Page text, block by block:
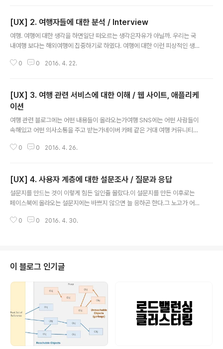
대이다. 하나라도 놓치고 싶지 않은 마음에 여러 가지의 SNS에 계정을 두고 있
는 현 상황.수많은 SNS를 자기가 원하는 태그들로 종합해줄 수는 없을까.이런
고민을 하는 사람들 4. 판교에서 공부를 하고 있다보니 야근자가 생각보다 엄청
[UX] 2. 여행자들에 대한 분석 / Interview
여행. 여행에 대한 생각을 하면일단 떠오르는 생각은자유가 아닐까. 우리는 국
내여행 보다는 해외여행에 집중하기로 하였다. 여행에 대한 이런 피상적인 생각
람들을 대상으로 인터뷰를 진행해보았다. 인터뷰를 진행하기 전에여행자에 대
봐서 여행에 있어서 준전문가 수준인 사람까지그 스펙트럼이 정말 넓었다.물어
보고 싶은 내용은 산더미였지만인터뷰이기에 그 사람의 여행에 대한 전반적인
이야기들을 듣는 방향으로 인터뷰를 진행했다. 원래 우리가 물어보고 싶은 내용
들은 대략 다음과 같았다. 여행을 준비하고 계..
0 0 2016. 4. 22.
[UX] 3. 여행 관련 서비스에 대한 이해 / 웹 사이트, 애플리케
이션
여행 관련 블로그에는 어떤 내용들이 올라오는가여행 SNS에는 어떤 사람들이
속해있고 어떤 의사소통을 주고 받는가네이버 카페 같은 거대 여행 커뮤니티에
있고 그 서비스들이 두각을 드러내지 못하는 이유는 무엇인가정말 많은 가이드
하는 서비스 = 여행기라고 해서 장황한 여행기가 아니라 페이스북에 남기는 사
진과 글정도. = 그냥 공유하는 정도? = 추천 여행기 최저가 호텔 이런 것이 있지
만 주력서비스는 아니라서 많이 부실 = 회원들이 나이가 좀 있으신 듯 하다. 말
0 0 2016. 4. 26.
[UX] 4. 사용자 계층에 대한 설문조사 / 질문과 응답
설문지를 만드는 것이 이렇게 힘든 일인줄 몰랐다.이 설문지를 만든 이후로는
페이스북에 올라오는 설문지에는 바쁘지 않으면 늘 응하곤 한다.그 노고가 어떨
투자를 받는다고 생각한다.다른 사람들의 시간을 받는 것이고 생각을 받는 것이
랐으니 얻어지는 정보에는 한계가 있었다.나름대로 진행해보았던 설문조사 내
용을 정리해보았다. 대표적인 질문 - 선호하는 여행 스타일은 무엇인가요? - 예
약에 문제점이 있었나요? - 여행자..
0 0 2016. 4. 30.
이 블로그 인기글